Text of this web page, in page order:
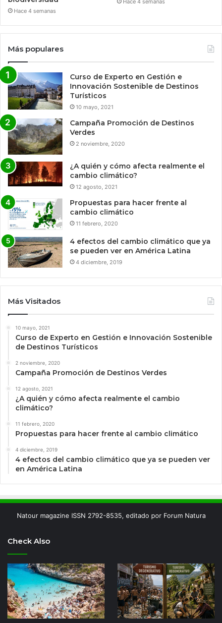
Hace 4 semanas
Más populares
Curso de Experto en Gestión e
Innovación Sostenible de Destinos
Turísticos
10 mayo, 2021
Campaña Promoción de Destinos
Verdes
2 noviembre, 2020
¿A quién y cómo afecta realmente el
cambio climático?
12 agosto, 2021
Propuestas para hacer frente al
cambio climático
11 febrero, 2020
4 efectos del cambio climático que ya
se pueden ver en América Latina
4 diciembre, 2019
Más Visitados
10 mayo, 2021
Curso de Experto en Gestión e Innovación Sostenible
de Destinos Turísticos
2 noviembre, 2020
Campaña Promoción de Destinos Verdes
12 agosto, 2021
¿A quién y cómo afecta realmente el cambio
climático?
11 febrero, 2020
Propuestas para hacer frente al cambio climático
4 diciembre, 2019
4 efectos del cambio climático que ya se pueden ver
en América Latina
Natour magazine ISSN 2792-8535, editado por Forum Natura
Check Also